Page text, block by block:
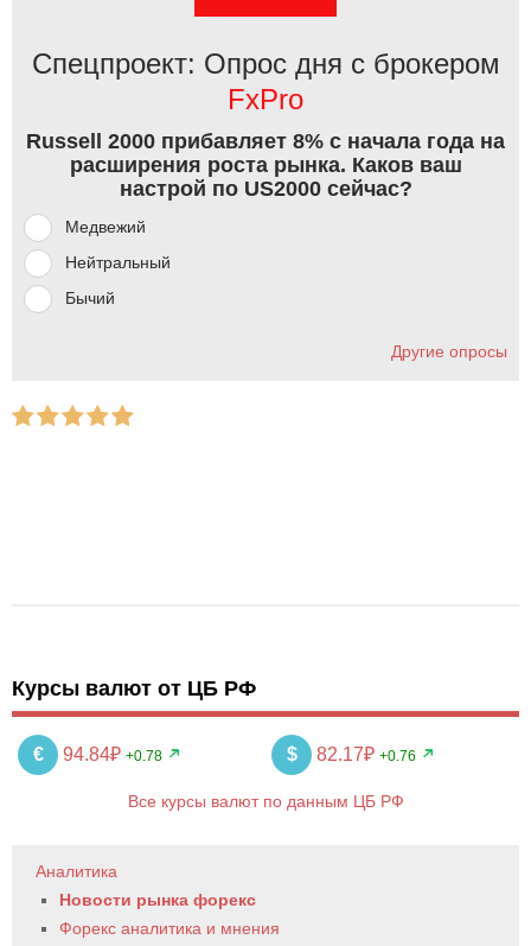
Спецпроект: Опрос дня с брокером
FxPro
Russell 2000 прибавляет 8% с начала года на
расширения роста рынка. Каков ваш
настрой по US2000 сейчас?
Медвежий
Нейтральный
Бычий
Другие опросы
Курсы валют от ЦБ РФ
€ 94.84₽ +0.78 $ 82.17₽ +0.76
Все курсы валют по данным ЦБ РФ
Аналитика
Новости рынка форекс
Форекс аналитика и мнения